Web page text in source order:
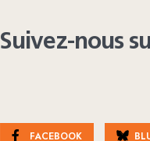
Suivez-nous
FACEBOOK